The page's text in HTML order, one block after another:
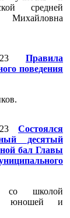
средней
Правила
поведения
Состоялся
десятый
бал Главы
школой
юношей и